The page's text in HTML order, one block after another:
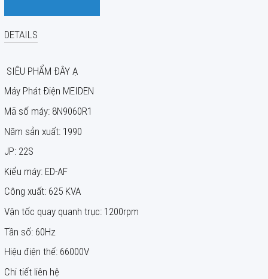
Machine
Boring
Machine
(0)
Rolling
Machine
Press
(2)
Band
Machine
(3)
DETAILS
SIÊU PHẨM ĐÂY Ạ
Máy Phát Điện MEIDEN
Mã số máy: 8N9060R1
Năm sản xuất: 1990
JP: 22S
Kiểu máy: ED-AF
Công xuất: 625 KVA
Vận tốc quay quanh trục: 1200rpm
Tần số: 60Hz
Hiệu điện thế: 66000V
Chi tiết liên hệ